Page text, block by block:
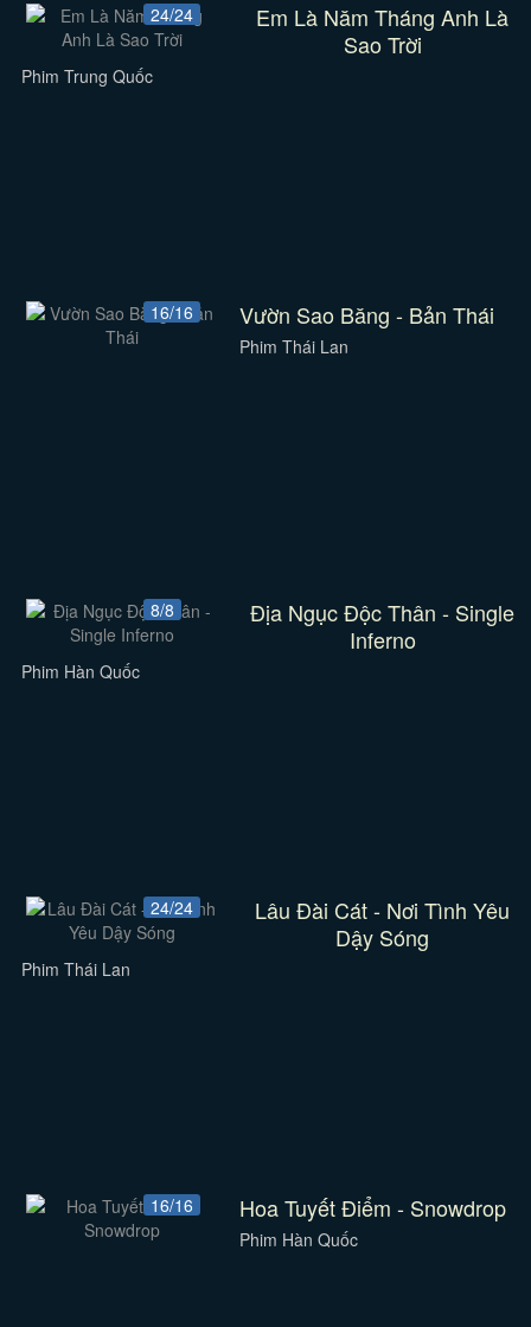
24/24
Em Là Năm Tháng Anh Là
Sao Trời
Phim Trung Quốc
16/16 Vườn Sao Băng - Bản Thái
Phim Thái Lan
8/8
Địa Ngục Độc Thân - Single
Inferno
Phim Hàn Quốc
24/24
Lâu Đài Cát - Nơi Tình Yêu
Dậy Sóng
Phim Thái Lan
16/16 Hoa Tuyết Điểm - Snowdrop
Phim Hàn Quốc